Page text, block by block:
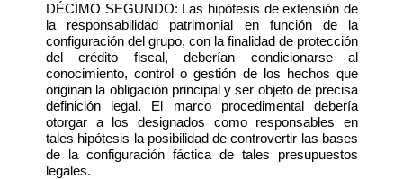
DÉCIMO SEGUNDO: Las hipótesis de extensión de
la responsabilidad patrimonial en función de la
configuración del grupo, con la finalidad de protección
del crédito fiscal, deberían condicionarse al
conocimiento, control o gestión de los hechos que
originan la obligación principal y ser objeto de precisa
definición legal. El marco procedimental debería
otorgar a los designados como responsables en
tales hipótesis la posibilidad de controvertir las bases
de la configuración fáctica de tales presupuestos
legales.